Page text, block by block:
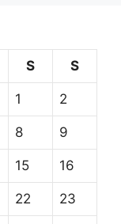
S S
1 2
8 9
15 16
22 23